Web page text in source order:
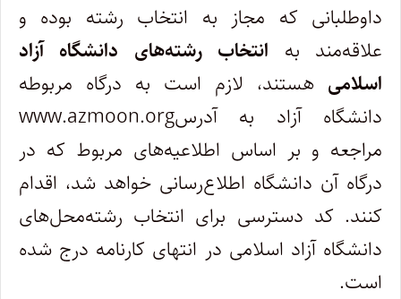
داوطلبانی که مجاز به انتخاب رشته بوده و
علاقه‌مند به انتخاب رشته‌های دانشگاه آزاد
اسلامی هستند، لازم است به درگاه مربوطه
دانشگاه آزاد به آدرسwww.azmoon.org
مراجعه و بر اساس اطلاعیه‌های مربوط که در
درگاه آن دانشگاه اطلاع‌رسانی خواهد شد، اقدام
کنند. کد دسترسی برای انتخاب رشته‌محل‌های
دانشگاه آزاد اسلامی در انتهای کارنامه درج شده
است.